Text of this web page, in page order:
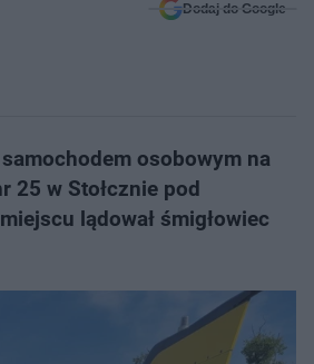
Dodaj do Google
osobowym na
25 w Stołcznie pod
lądował śmigłowiec